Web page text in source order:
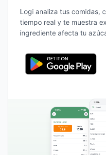
Logi analiza tus comidas,
tiempo real y te muestra
ingrediente afecta tu